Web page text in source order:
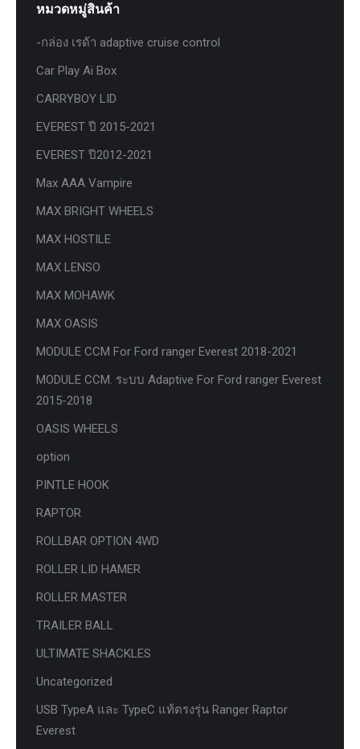
หมวดหมู่สินค้า
-กล่อง เรด้า adaptive cruise control
Car Play Ai Box
CARRYBOY LID
EVEREST ปี 2015-2021
EVEREST ปี2012-2021
Max AAA Vampire
MAX BRIGHT WHEELS
MAX HOSTILE
MAX LENSO
MAX MOHAWK
MAX OASIS
MODULE CCM For Ford ranger Everest 2018-2021
MODULE CCM. ระบบ Adaptive For Ford ranger Everest
2015-2018
OASIS WHEELS
option
PINTLE HOOK
RAPTOR
ROLLBAR OPTION 4WD
ROLLER LID HAMER
ROLLER MASTER
TRAILER BALL
ULTIMATE SHACKLES
Uncategorized
USB TypeA และ TypeC แท้ตรงรุ่น Ranger Raptor
Everest